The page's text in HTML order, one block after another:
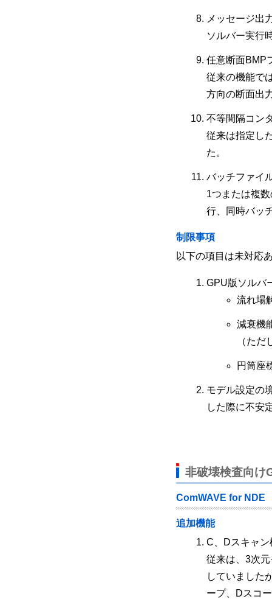
メッセージ出
ソルバー実行
任意断面BMP
従来の機能で
方向の断面出
不等間隔コン
従来は指定し
た。
バッチファイ
1つまたは複
行、同時バッ
制限事項
以下の項目は未対応
GPU版ソルバ
流れ場
減衰機
（た
円筒座
モデル設定の
した際に不安
非破壊検査向け
ComWAVE for NDE
追加機能
C、Dスキャン
従来は、3次
していました
ープ、Dスコ